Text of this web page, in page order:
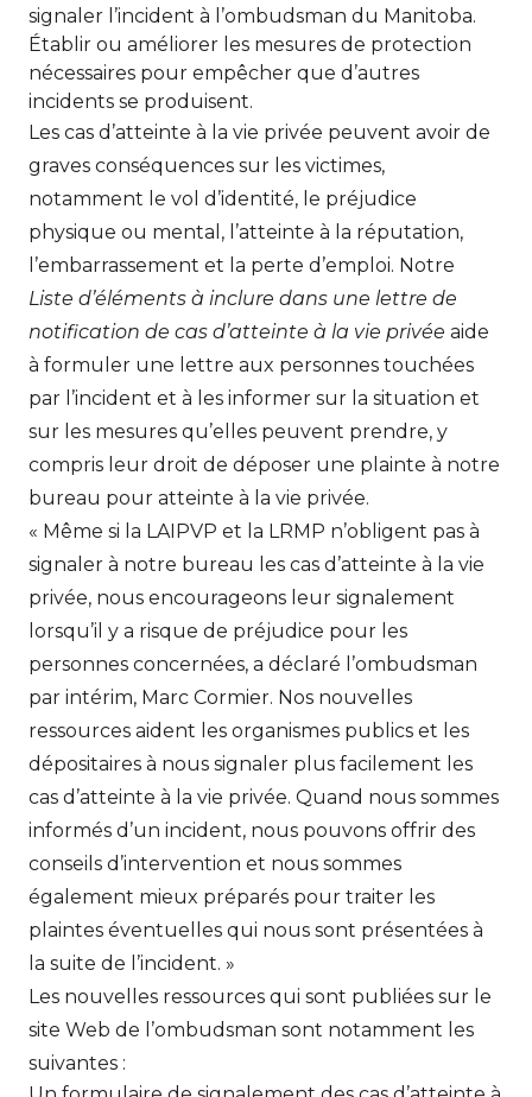
signaler l’incident à l’ombudsman du Manitoba.
Établir ou améliorer les mesures de protection
nécessaires pour empêcher que d’autres
incidents se produisent.
Les cas d’atteinte à la vie privée peuvent avoir de
graves conséquences sur les victimes,
notamment le vol d’identité, le préjudice
physique ou mental, l’atteinte à la réputation,
l’embarrassement et la perte d’emploi. Notre
Liste d’éléments à inclure dans une lettre de
notification de cas d’atteinte à la vie privée aide
à formuler une lettre aux personnes touchées
par l’incident et à les informer sur la situation et
sur les mesures qu’elles peuvent prendre, y
compris leur droit de déposer une plainte à notre
bureau pour atteinte à la vie privée.
« Même si la LAIPVP et la LRMP n’obligent pas à
signaler à notre bureau les cas d’atteinte à la vie
privée, nous encourageons leur signalement
lorsqu’il y a risque de préjudice pour les
personnes concernées, a déclaré l’ombudsman
par intérim, Marc Cormier. Nos nouvelles
ressources aident les organismes publics et les
dépositaires à nous signaler plus facilement les
cas d’atteinte à la vie privée. Quand nous sommes
informés d’un incident, nous pouvons offrir des
conseils d’intervention et nous sommes
également mieux préparés pour traiter les
plaintes éventuelles qui nous sont présentées à
la suite de l’incident. »
Les nouvelles ressources qui sont publiées sur le
site Web de l’ombudsman sont notamment les
suivantes :